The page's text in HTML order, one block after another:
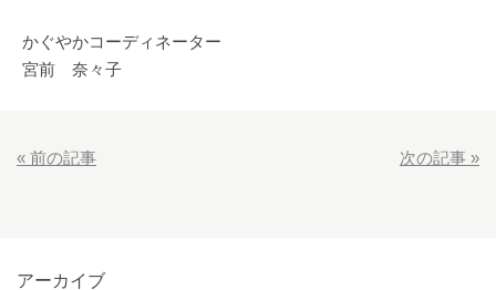
かぐやかコーディネーター
宮前 奈々子
« 前の記事 次の記事 »
アーカイブ